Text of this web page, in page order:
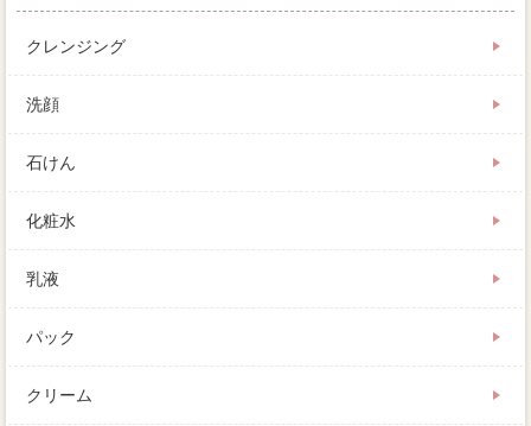
クレンジング
洗顔
石けん
化粧水
乳液
パック
クリーム